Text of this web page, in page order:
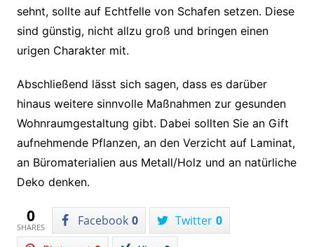
sehnt, sollte auf Echtfelle von Schafen setzen. Diese
sind günstig, nicht allzu groß und bringen einen
urigen Charakter mit.
Abschließend lässt sich sagen, dass es darüber
hinaus weitere sinnvolle Maßnahmen zur gesunden
Wohnraumgestaltung gibt. Dabei sollten Sie an Gift
aufnehmende Pflanzen, an den Verzicht auf Laminat,
an Büromaterialien aus Metall/Holz und an natürliche
Deko denken.
0
SHARES Facebook 0 Twitter 0